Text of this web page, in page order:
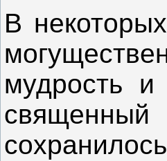
В
мудрость